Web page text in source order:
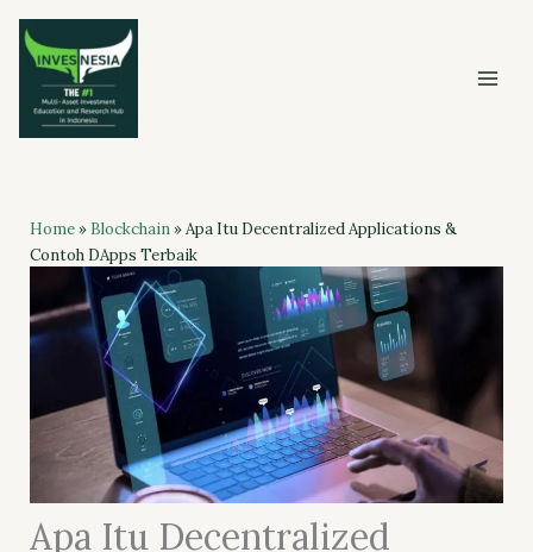
Skip
content
Home» Blockchain»Apa Itu Decentralized Applications &
Contoh DApps Terbaik
Apa Itu Decentralized